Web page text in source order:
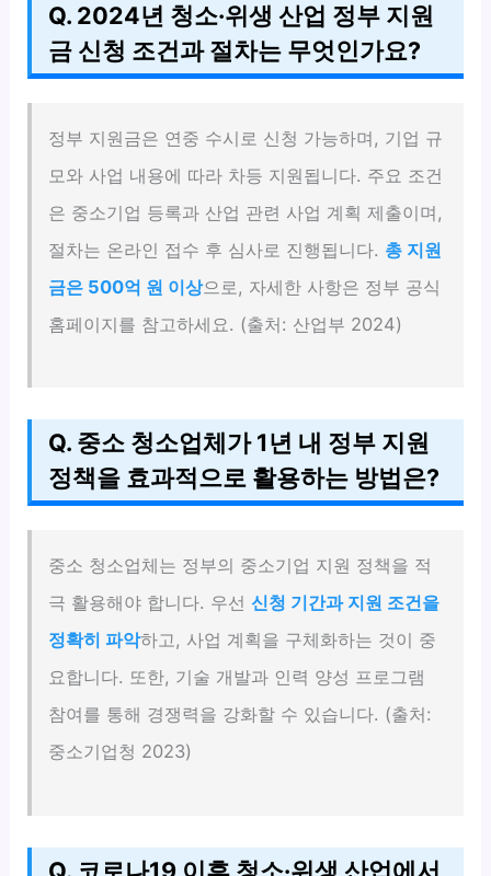
Q. 2024년 청소·위생 산업 정부 지원
금 신청 조건과 절차는 무엇인가요?
정부 지원금은 연중 수시로 신청 가능하며, 기업 규
모와 사업 내용에 따라 차등 지원됩니다. 주요 조건
은 중소기업 등록과 산업 관련 사업 계획 제출이며,
절차는 온라인 접수 후 심사로 진행됩니다. 총 지원
금은 500억 원 이상으로, 자세한 사항은 정부 공식
홈페이지를 참고하세요. (출처: 산업부 2024)
Q. 중소 청소업체가 1년 내 정부 지원
정책을 효과적으로 활용하는 방법은?
중소 청소업체는 정부의 중소기업 지원 정책을 적
극 활용해야 합니다. 우선신청 기간과 지원 조건을
정확히 파악하고, 사업 계획을 구체화하는 것이 중
요합니다. 또한, 기술 개발과 인력 양성 프로그램
참여를 통해 경쟁력을 강화할 수 있습니다. (출처:
중소기업청 2023)
Q. 코로나19 이후 청소·위생 산업에서